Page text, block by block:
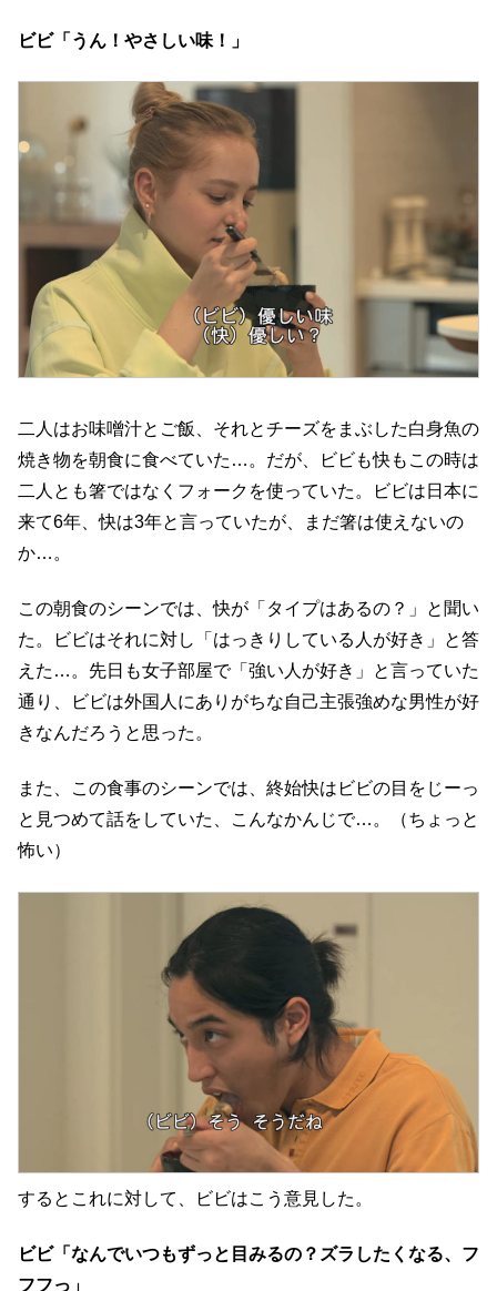
ビビ「うん！やさしい味！」
二人はお味噌汁とご飯、それとチーズをまぶした白身魚の
焼き物を朝食に食べていた…。だが、ビビも快もこの時は
二人とも箸ではなくフォークを使っていた。ビビは日本に
来て6年、快は3年と言っていたが、まだ箸は使えないの
か…。
この朝食のシーンでは、快が「タイプはあるの？」と聞い
た。ビビはそれに対し「はっきりしている人が好き」と答
えた…。先日も女子部屋で「強い人が好き」と言っていた
通り、ビビは外国人にありがちな自己主張強めな男性が好
きなんだろうと思った。
また、この食事のシーンでは、終始快はビビの目をじーっ
と見つめて話をしていた、こんなかんじで…。（ちょっと
怖い）
するとこれに対して、ビビはこう意見した。
ビビ「なんでいつもずっと目みるの？ズラしたくなる、フ
フフっ」